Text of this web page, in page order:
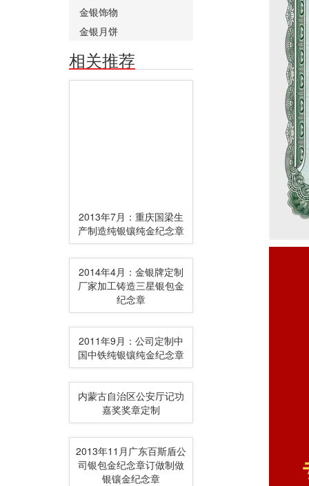
金银饰物
金银月饼
相关推荐
2013年7月：重庆国梁生
产制造纯银镶纯金纪念章
2014年4月：金银牌定制
厂家加工铸造三星银包金
纪念章
2011年9月：公司定制中
国中铁纯银镶纯金纪念章